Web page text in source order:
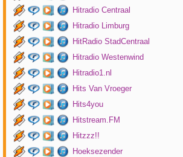
Hitradio Centraal
Hitradio Limburg
HitRadio StadCentraal
Hitradio Westenwind
Hitradio1.nl
Hits Van Vroeger
Hits4you
Hitstream.FM
Hitzzz!!
Hoeksezender